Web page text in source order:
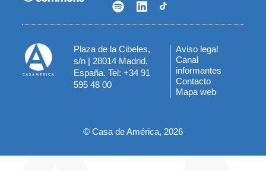
Plaza de la Cibeles,
s/n | 28014 Madrid,
España. Tel: +34 91
595 48 00
Menú
del
pie
Aviso legal
Canal
informantes
Contacto
Mapa web
© Casa de América, 2026